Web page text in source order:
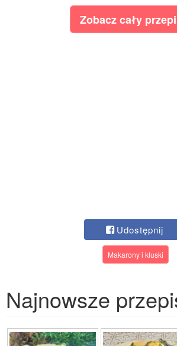
Zobacz cały
Udostępnij
Makarony i kluski
Najnowsze